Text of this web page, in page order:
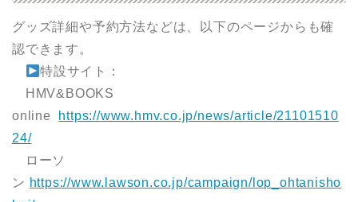
グッズ詳細や予約方法などは、以下のページからも確
認できます。
特設サイト：
HMV&BOOKS
online https://www.hmv.co.jp/news/article/21101510
24/
ローソ
ン https://www.lawson.co.jp/campaign/lop_ohtanisho